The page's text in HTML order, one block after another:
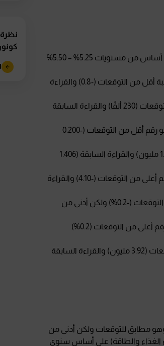
قرر مجلس الاحتياطي الفيدرالي الأميركي تخفيض أسعار الفائدة بمقدار 50 نقطة أساس من مستويات 5.25% – 5.50%
تراجع مؤشر فيلادلفيا للصناعات التحويلية ليسجل نموًا بنسبة 1.7 نقطة، وهي نسبة أقل من التوقعات (-0.8) والقراءة
تراجع مؤشر معدلات الشكاوى من البطالة ليسجل 219 ألفًا، وهو رقم أدنى من التوقعات (230 ألفًا) والقراءة السابقة
تراجعت مخزونات النفط الأميركية مسجلةً انخفاضًا بنسبة 1.630 مليون برميل، وهو رقم أقل من التوقعات (-0.200
ارتفع مؤشر تصاريح البناء ليسجل 1.475 مليون، وهو رقم أعلى من التوقعات (1.410 مليون) والقراءة السابقة (1.406
ارتفع مؤشر إمباير ستيت للصناعة في ولاية نيويورك ليسجل 11.50 نقطة، وهو رقم أعلى من التوقعات (-4.10) والقراءة
سجل مؤشر مبيعات التجزئة على أساس شهري نموًا بنسبة 0.1%، وهو أعلى من التوقعات (-0.2%) ولكن أدنى من
ارتفع مؤشر الإنتاج الصناعي على أساس شهري ليسجل نموًا بنسبة 0.8%، وهو رقم أعلى من التوقعات (0.2%)
تراجع مؤشر مبيعات المنازل القائمة ليسجل 3.86 مليون، وهو رقم أدنى من التوقعات (3.92 مليون) والقراءة السابقة
المستهلكين الرئيسي على أساس سنوي نموًا بنسبة 2.2%، وهو مطابق للتوقعات ولكن أدنى من
الغذاء والطاقة) على أساس سنوي